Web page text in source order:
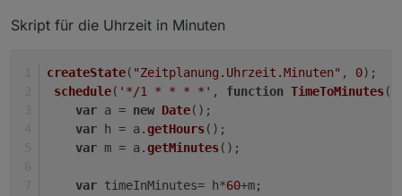
Skript für die Uhrzeit in Minuten
createState( "Zeitplanung.Uhrzeit.Minuten" , 0);
schedule( '*/1 * * * *' , function TimeToMinutes(
var a = new Date();
var h = a.getHours();
var m = a.getMinutes();
var timeInMinutes= h*60+m;